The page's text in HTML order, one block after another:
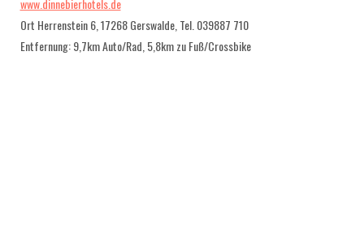
www.dinnebierhotels.de
Ort Herrenstein 6, 17268 Gerswalde, Tel. 039887 710
Entfernung: 9,7km Auto/Rad, 5,8km zu Fuß/Crossbike